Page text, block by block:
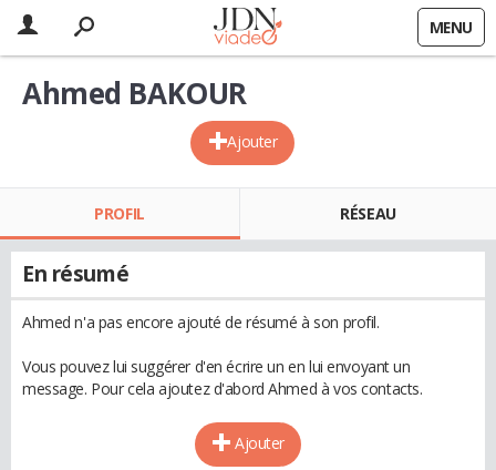
MENU
Ajouter
Ahmed BAKOUR
PROFIL RÉSEAU
En résumé
Ahmed n'a pas encore ajouté de résumé à son profil.
Vous pouvez lui suggérer d'en écrire un en lui envoyant un
message. Pour cela ajoutez d'abord Ahmed à vos contacts.
Ajouter